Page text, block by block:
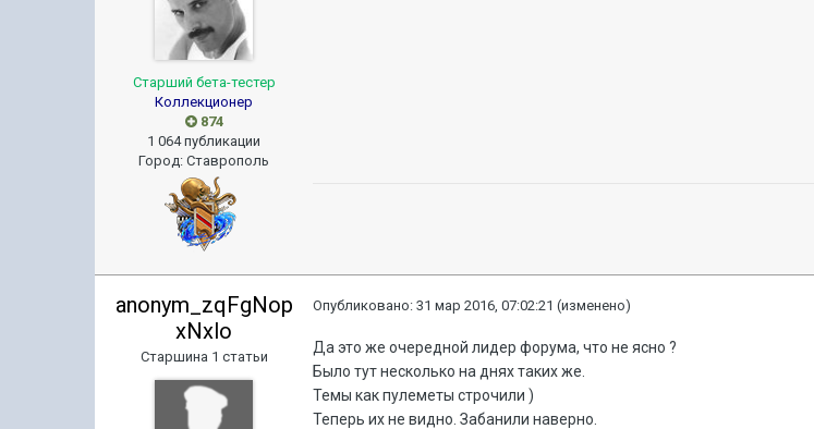
Старший бета-тестер
Коллекционер
874
1 064 публикации
Город:Ставрополь
anonym_zqFgNop
xNxlo
Старшина 1 статьи
Опубликовано:31 мар 2016, 07:02:21 (изменено)
Да это же очередной лидер форума, что не ясно ?
Было тут несколько на днях таких же.
Темы как пулеметы строчили )
Теперь их не видно. Забанили наверно.